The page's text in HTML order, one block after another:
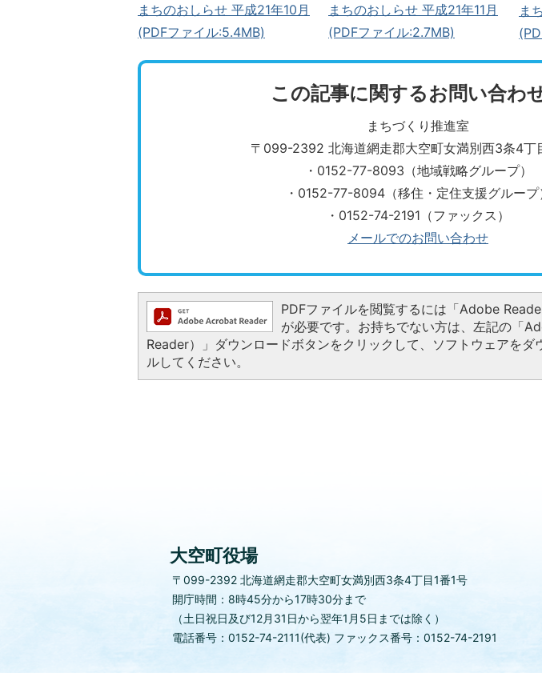
まちのおしらせ 平成21年10月
(PDFファイル:5.4MB)
まちのおしらせ 平成21年11月
(PDFファイル:2.7MB)
ま
この記事に関するお問い合わ
まちづくり推進室
〒099-2392 北海道網走郡大空町女満別西3条4丁
・0152-77-8093（地域戦略グループ）
・0152-77-8094（移住・定住支援グループ
・0152-74-2191（ファックス）
メールでのお問い合わせ
PDFファイルを閲覧するには「Adobe
が必要です。お持ちでない方は、左記の「
Reader）」ダウンロードボタンをクリックして、ソフトウェアをダ
ルしてください。
大空町役場
〒099-2392 北海道網走郡大空町女満別西3条4丁目1番1号
開庁時間：8時45分から17時30分まで
（土日祝日及び12月31日から翌年1月5日までは除く）
電話番号：0152-74-2111(代表) ファックス番号：0152-74-2191